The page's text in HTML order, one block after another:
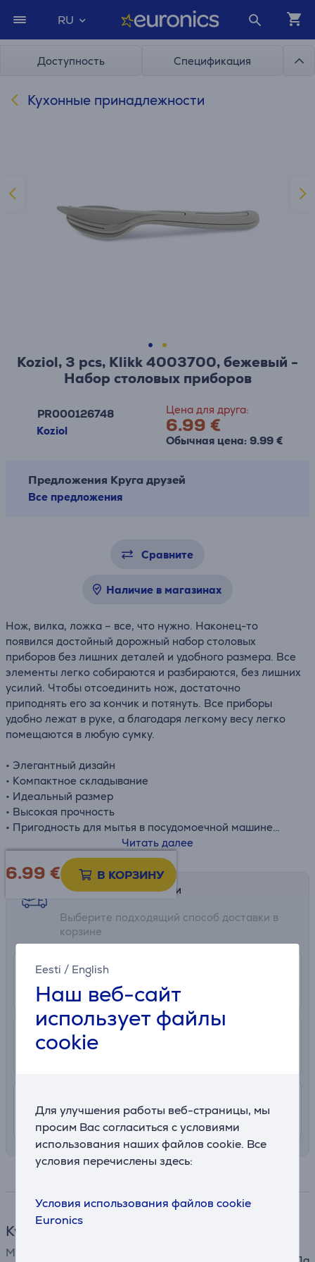
Eesti / English
Наш веб-сайт
использует файлы
cookie
Для улучшения работы веб-страницы, мы
просим Вас согласиться с условиями
использования наших файлов cookie. Все
условия перечислены здесь:
Условия использования файлов cookie
Euronics
RU
Доступность Спецификация
Кухонные принадлежности
Koziol, 3 pcs, Klikk 4003700, бежевый -
Набор столовых приборов
PR000126748
Koziol
Цена для друга:
6.99 €
Обычная цена: 9.99 €
Предложения Круга друзей
Все предложения
Сравните
Наличие в магазинах
Нож, вилка, ложка – все, что нужно. Наконец-то
появился достойный дорожный набор столовых
приборов без лишних деталей и удобного размера. Все
элементы легко собираются и разбираются, без лишних
усилий. Чтобы отсоединить нож, достаточно
приподнять его за кончик и потянуть. Все приборы
удобно лежат в руке, а благодаря легкому весу легко
помещаются в любую сумку.
• Элегантный дизайн
• Компактное складывание
• Идеальный размер
• Высокая прочность
• Пригодность для мытья в посудомоечной машине
• Идеально для активного отдыха и пикников
• Размеры: 22,2 x 4,8 x 3,6 см
Читать далее
6.99 € В КОРЗИНУ
Возможности доставки
Выберите подходящий способ доставки в
корзине
Получение в магазине
10. - 12. августа
Подробнее
В почтовый автомат
8. - 11. августа
Кухонная посуда
Можно мыть в посудомоечно